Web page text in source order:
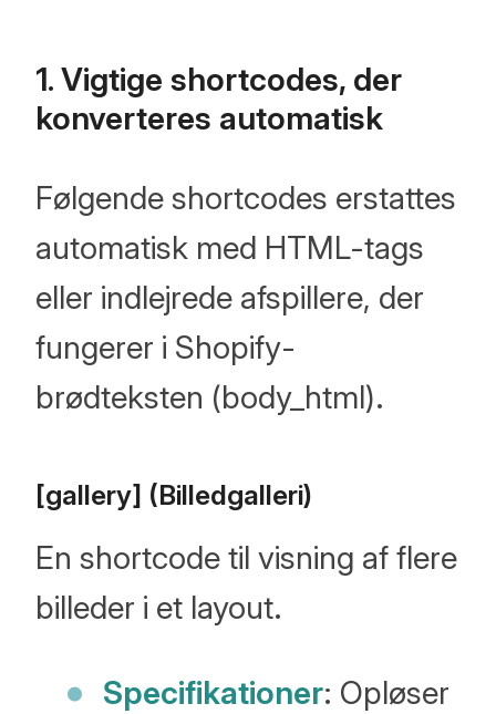
1. Vigtige shortcodes, der
konverteres automatisk
Følgende shortcodes erstattes
automatisk med HTML-tags
eller indlejrede afspillere, der
fungerer i Shopify-
brødteksten (body_html).
[gallery] (Billedgalleri)
En shortcode til visning af flere
billeder i et layout.
Specifikationer: Opløser